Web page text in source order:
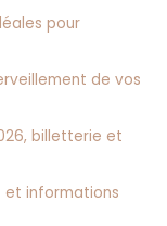
pour
de vos
billetterie et
et informations